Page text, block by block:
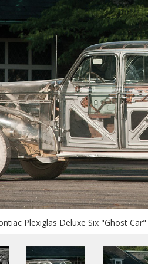
Plexiglas Deluxe Six "Ghost